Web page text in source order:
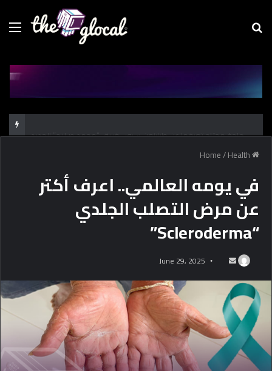
Menu
/Health
في يومه العالمي.. اعرف أكتر
عن مرض التصلب الجلدي
“Scleroderma”
n
d
a
n
e
m
June 29, 2025